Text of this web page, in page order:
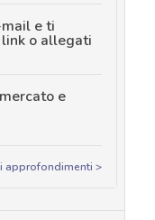
e ti
o allegati
e
approfondimenti >